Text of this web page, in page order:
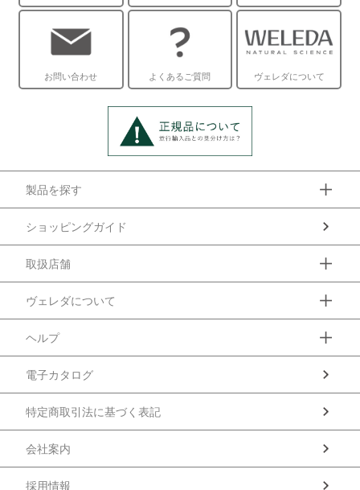
お問い合わせ よくあるご質問 ヴェレダについて
製品を探す
ショッピングガイド
取扱店舗
ヴェレダについて
ヘルプ
電子カタログ
特定商取引法に基づく表記
会社案内
採用情報